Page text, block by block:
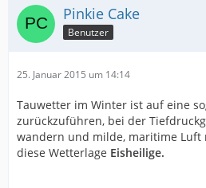
Pinkie Cake
Benutzer
25. Januar 2015 um 14:14
Tauwetter im Winter ist auf eine
zurückzuführen, bei der
wandern und milde, maritime
diese Wetterlage Eisheilige.